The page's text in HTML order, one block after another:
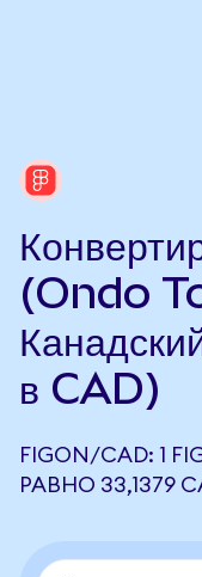
(Ondo
в CAD)
FIGON/CAD: 1
РАВНО 33,1379